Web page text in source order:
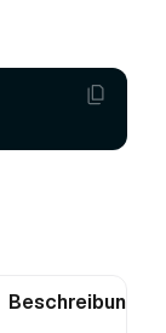
Beschreibung